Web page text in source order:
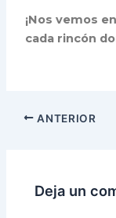
¡Nos vemos
cada rincón
ANTERIOR
Deja un